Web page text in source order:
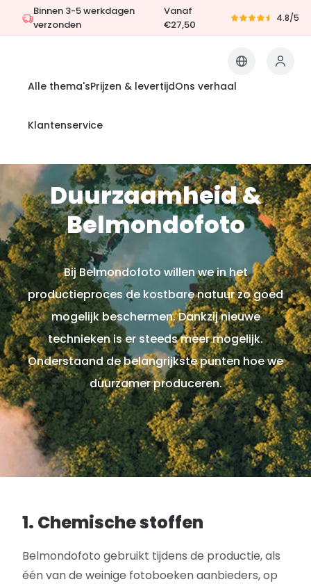
Binnen 3-5 werkdagen
verzonden
Vanaf
€27,50
4.8/5
Alle thema'sPrijzen & levertijdOns verhaal
Klantenservice
Duurzaamheid &
Belmondofoto
Bij Belmondofoto willen we in het
productieproces de kostbare natuur zo goed
mogelijk beschermen. Dankzij nieuwe
technieken is er steeds meer mogelijk.
Onderstaand de belangrijkste punten hoe we
duurzamer produceren.
1. Chemische stoffen
Belmondofoto gebruikt tijdens de productie, als
één van de weinige fotoboeken aanbieders, op